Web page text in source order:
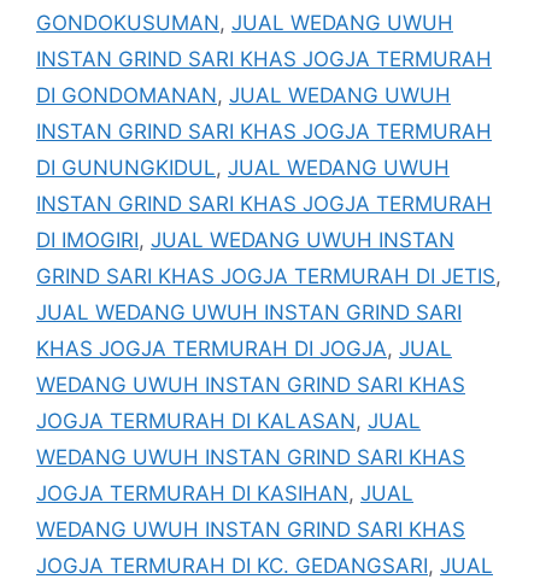
GONDOKUSUMAN, JUAL WEDANG UWUH
INSTAN GRIND SARI KHAS JOGJA TERMURAH
DI GONDOMANAN, JUAL WEDANG UWUH
INSTAN GRIND SARI KHAS JOGJA TERMURAH
DI GUNUNGKIDUL, JUAL WEDANG UWUH
INSTAN GRIND SARI KHAS JOGJA TERMURAH
DI IMOGIRI, JUAL WEDANG UWUH INSTAN
GRIND SARI KHAS JOGJA TERMURAH DI JETIS,
JUAL WEDANG UWUH INSTAN GRIND SARI
KHAS JOGJA TERMURAH DI JOGJA, JUAL
WEDANG UWUH INSTAN GRIND SARI KHAS
JOGJA TERMURAH DI KALASAN, JUAL
WEDANG UWUH INSTAN GRIND SARI KHAS
JOGJA TERMURAH DI KASIHAN, JUAL
WEDANG UWUH INSTAN GRIND SARI KHAS
JOGJA TERMURAH DI KC. GEDANGSARI, JUAL